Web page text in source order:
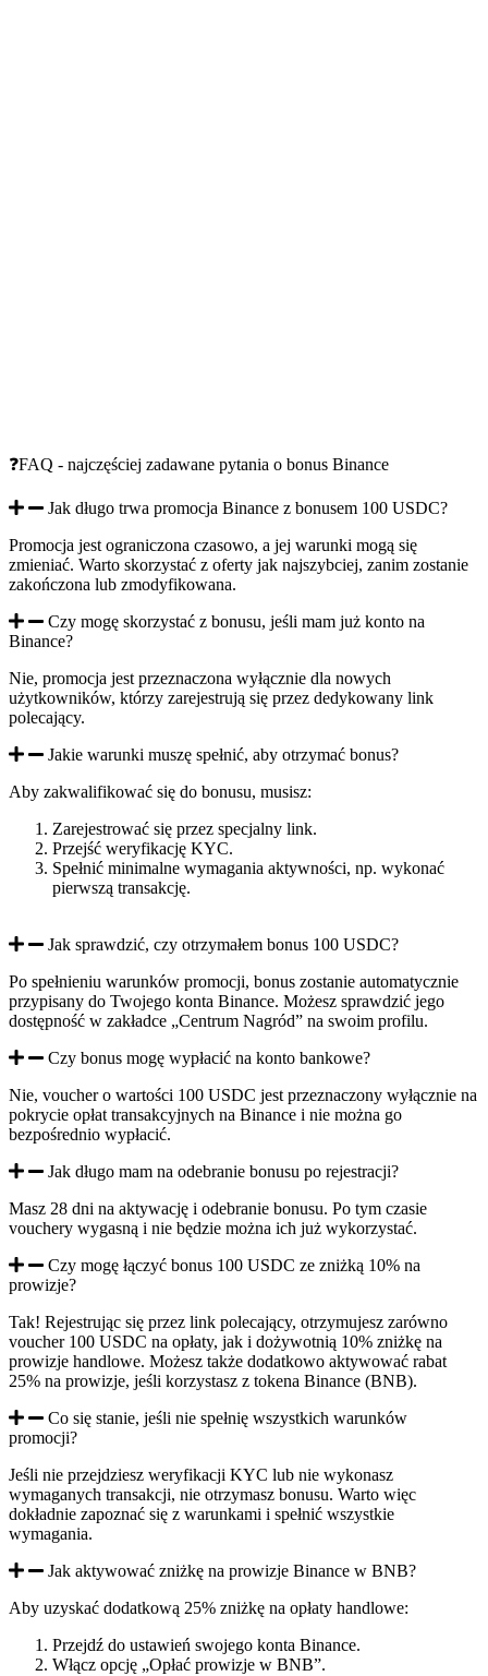
❓FAQ - najczęściej zadawane pytania o bonus Binance
Jak długo trwa promocja Binance z bonusem 100 USDC?
Promocja jest ograniczona czasowo, a jej warunki mogą się
zmieniać. Warto skorzystać z oferty jak najszybciej, zanim zostanie
zakończona lub zmodyfikowana.
Czy mogę skorzystać z bonusu, jeśli mam już konto na
Binance?
Nie, promocja jest przeznaczona wyłącznie dla nowych
użytkowników, którzy zarejestrują się przez dedykowany link
polecający.
Jakie warunki muszę spełnić, aby otrzymać bonus?
Aby zakwalifikować się do bonusu, musisz:
Zarejestrować się przez specjalny link.
Przejść weryfikację KYC.
Spełnić minimalne wymagania aktywności, np. wykonać
pierwszą transakcję.
Jak sprawdzić, czy otrzymałem bonus 100 USDC?
Po spełnieniu warunków promocji, bonus zostanie automatycznie
przypisany do Twojego konta Binance. Możesz sprawdzić jego
dostępność w zakładce „Centrum Nagród” na swoim profilu.
Czy bonus mogę wypłacić na konto bankowe?
Nie, voucher o wartości 100 USDC jest przeznaczony wyłącznie na
pokrycie opłat transakcyjnych na Binance i nie można go
bezpośrednio wypłacić.
Jak długo mam na odebranie bonusu po rejestracji?
Masz 28 dni na aktywację i odebranie bonusu. Po tym czasie
vouchery wygasną i nie będzie można ich już wykorzystać.
Czy mogę łączyć bonus 100 USDC ze zniżką 10% na
prowizje?
Tak! Rejestrując się przez link polecający, otrzymujesz zarówno
voucher 100 USDC na opłaty, jak i dożywotnią 10% zniżkę na
prowizje handlowe. Możesz także dodatkowo aktywować rabat
25% na prowizje, jeśli korzystasz z tokena Binance (BNB).
Co się stanie, jeśli nie spełnię wszystkich warunków
promocji?
Jeśli nie przejdziesz weryfikacji KYC lub nie wykonasz
wymaganych transakcji, nie otrzymasz bonusu. Warto więc
dokładnie zapoznać się z warunkami i spełnić wszystkie
wymagania.
Jak aktywować zniżkę na prowizje Binance w BNB?
Aby uzyskać dodatkową 25% zniżkę na opłaty handlowe:
Przejdź do ustawień swojego konta Binance.
Włącz opcję „Opłać prowizje w BNB”.